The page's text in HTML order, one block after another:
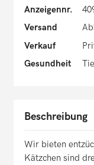
Anzeigennr.
Versand
Verkauf
Gesundheit
Beschreibung
Wir bieten
Kätzchen sind